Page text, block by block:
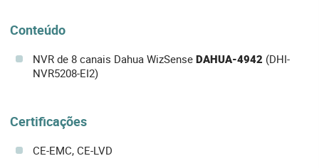
Conteúdo
NVR de 8 canais Dahua WizSense DAHUA-4942 (DHI-
NVR5208-EI2)
Certificações
CE-EMC, CE-LVD